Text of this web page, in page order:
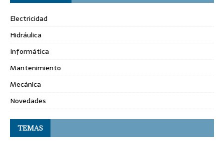
Electricidad
Hidráulica
Informática
Mantenimiento
Mecánica
Novedades
TEMAS